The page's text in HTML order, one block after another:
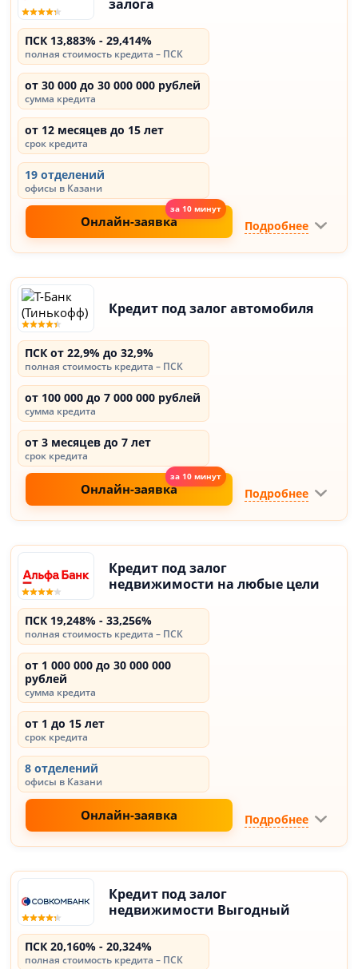
залога
ПСК 13,883% - 29,414%
полная стоимость кредита – ПСК
от 30 000 до 30 000 000 рублей
сумма кредита
от 12 месяцев до 15 лет
срок кредита
19 отделений
офисы в Казани
Онлайн-заявка Подробнее
Кредит под залог автомобиля
ПСК от 22,9% до 32,9%
полная стоимость кредита – ПСК
от 100 000 до 7 000 000 рублей
сумма кредита
от 3 месяцев до 7 лет
срок кредита
Онлайн-заявка Подробнее
Кредит под залог
недвижимости на любые цели
ПСК 19,248% - 33,256%
полная стоимость кредита – ПСК
от 1 000 000 до 30 000 000
рублей
сумма кредита
от 1 до 15 лет
срок кредита
8 отделений
офисы в Казани
Онлайн-заявка Подробнее
Кредит под залог
недвижимости Выгодный
ПСК 20,160% - 20,324%
полная стоимость кредита – ПСК